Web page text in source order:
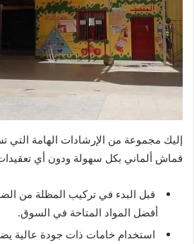
إليك مجموعة من الإرشادات الهامة
قماش ألماني بكل سهولة ودون أي
قبل البدء في تركيب المظلة من
أفضل المواد المتاحة في السوق.
استخدام خامات ذات جودة عالية